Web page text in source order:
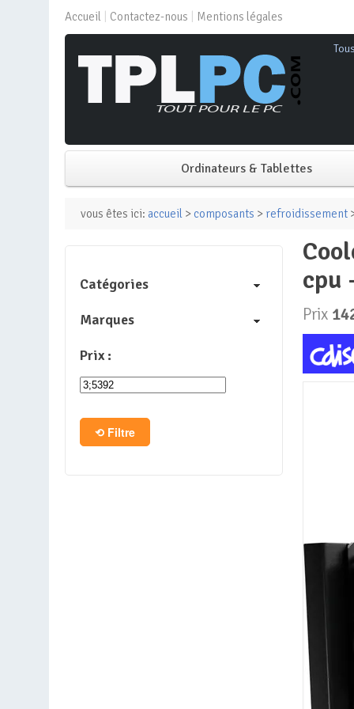
Accueil Contactez-nous Mentions légales
Ordinateurs & Tablettes
PC de bureau
Mini PC
PC Tout-en-un
Tablettes
vous êtes ici: accueil > composants > refroidissement
cooler master – masterliquid 360 ion – refroidissement liquide
cpu
Prix
Catégories
Marques
Prix :
Filtre